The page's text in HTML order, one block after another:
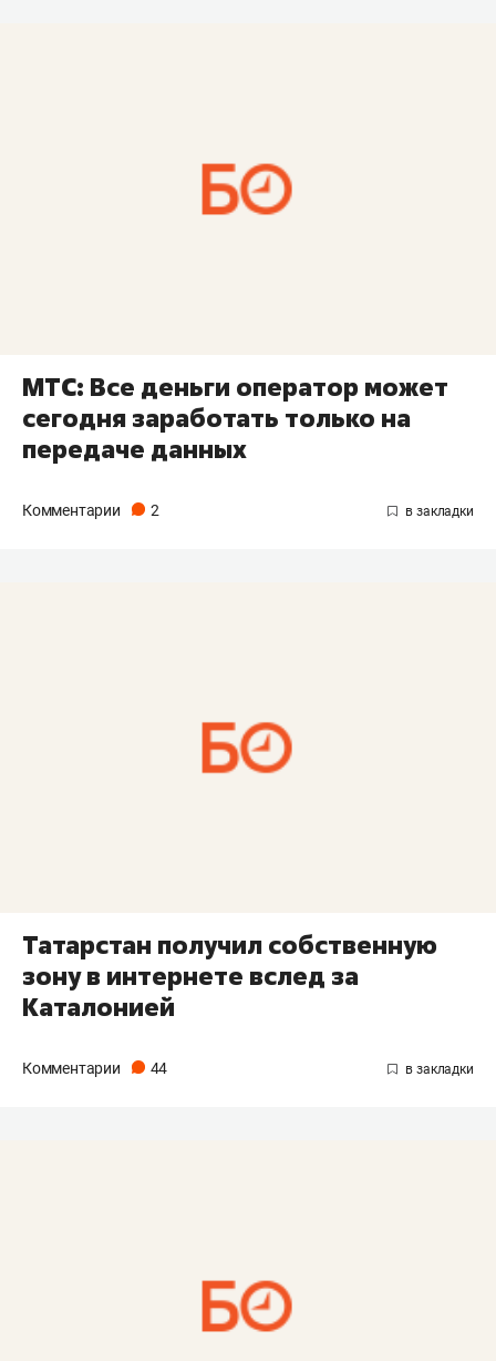
МТС: Все деньги оператор может
сегодня заработать только на
передаче данных
Комментарии 2
Татарстан получил собственную
зону в интернете вслед за
Каталонией
Комментарии 44